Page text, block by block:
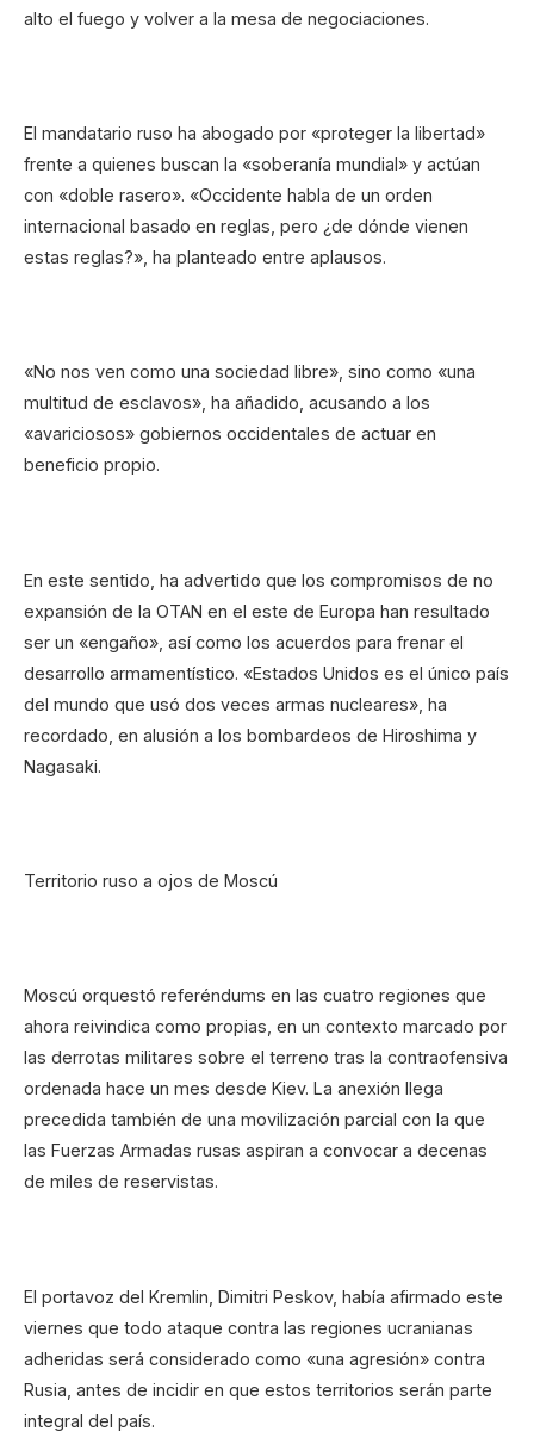
alto el fuego y volver a la mesa de negociaciones.
El mandatario ruso ha abogado por «proteger la libertad»
frente a quienes buscan la «soberanía mundial» y actúan
con «doble rasero». «Occidente habla de un orden
internacional basado en reglas, pero ¿de dónde vienen
estas reglas?», ha planteado entre aplausos.
«No nos ven como una sociedad libre», sino como «una
multitud de esclavos», ha añadido, acusando a los
«avariciosos» gobiernos occidentales de actuar en
beneficio propio.
En este sentido, ha advertido que los compromisos de no
expansión de la OTAN en el este de Europa han resultado
ser un «engaño», así como los acuerdos para frenar el
desarrollo armamentístico. «Estados Unidos es el único país
del mundo que usó dos veces armas nucleares», ha
recordado, en alusión a los bombardeos de Hiroshima y
Nagasaki.
Territorio ruso a ojos de Moscú
Moscú orquestó referéndums en las cuatro regiones que
ahora reivindica como propias, en un contexto marcado por
las derrotas militares sobre el terreno tras la contraofensiva
ordenada hace un mes desde Kiev. La anexión llega
precedida también de una movilización parcial con la que
las Fuerzas Armadas rusas aspiran a convocar a decenas
de miles de reservistas.
El portavoz del Kremlin, Dimitri Peskov, había afirmado este
viernes que todo ataque contra las regiones ucranianas
adheridas será considerado como «una agresión» contra
Rusia, antes de incidir en que estos territorios serán parte
integral del país.